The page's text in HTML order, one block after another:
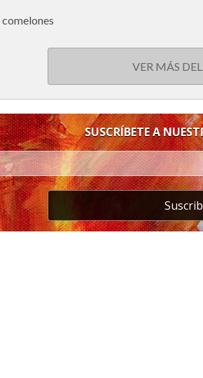
VER MÁS
SUSCRÍBETE A